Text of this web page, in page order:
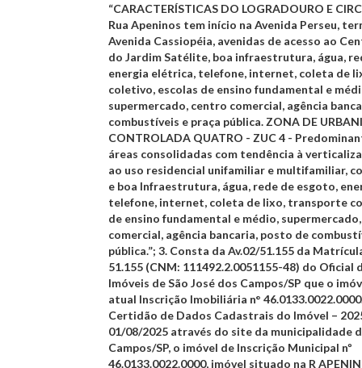
“CARACTERÍSTICAS DO LOGRADOURO E
Rua Apeninos tem início na Avenida Perseu,
Avenida Cassiopéia, avenidas de acesso ao
do Jardim Satélite, boa infraestrutura, água,
energia elétrica, telefone, internet, coleta de
coletivo, escolas de ensino fundamental e
supermercado, centro comercial, agência
combustíveis e praça pública. ZONA DE
CONTROLADA QUATRO - ZUC 4 -
áreas consolidadas com tendência à
ao uso residencial unifamiliar e multifamiliar,
e boa Infraestrutura, água, rede de esgoto,
telefone, internet, coleta de lixo, transporte
de ensino fundamental e médio,
comercial, agência bancaria, posto de
pública.”; 3. Consta da Av.02/51.155 da
51.155 (CNM: 111492.2.0051155-48) do Oficial
Imóveis de São José dos Campos/SP que o
atual Inscrição Imobiliária n°
Certidão de Dados Cadastrais do Imóvel –
01/08/2025 através do site da municipalidade
Campos/SP, o imóvel de Inscrição Municipal nº
46.0133.0022.0000, imóvel situado na R